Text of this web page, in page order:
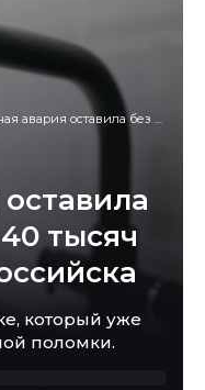
оставила без воды более 40 тысяч жителей Новороссийска
тысяч
который уже
поломки.